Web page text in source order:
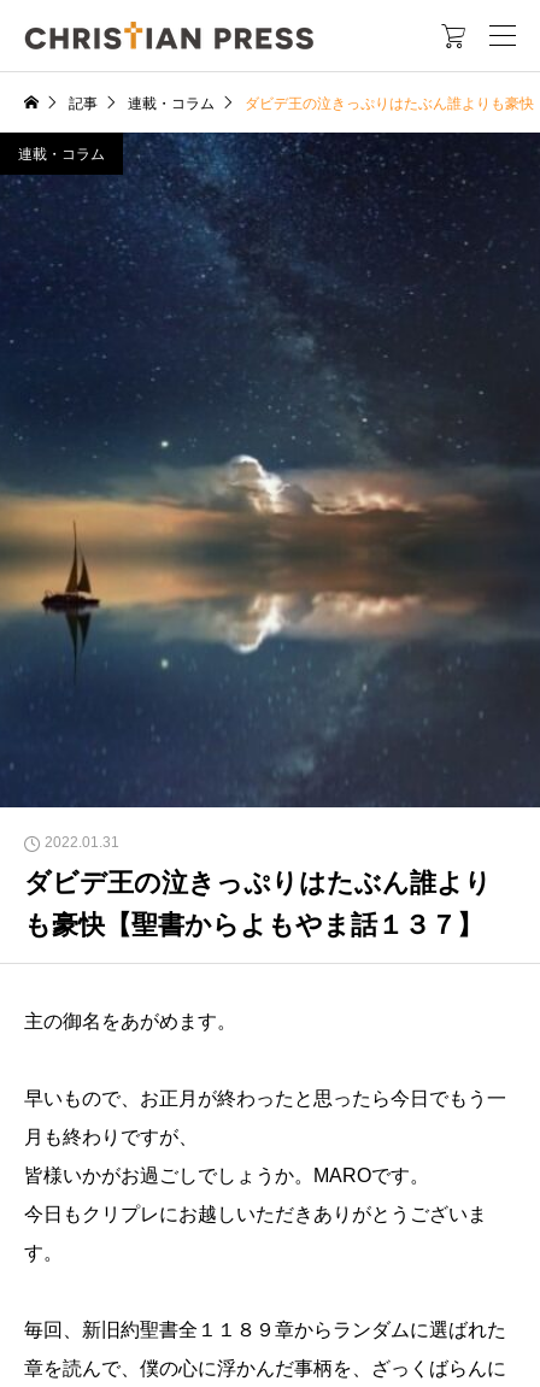

記事 連載・コラム ダビデ王の泣きっぷりはたぶん誰よりも豪
連載・コラム
2022.01.31
ダビデ王の泣きっぷりはたぶん誰より
も豪快【聖書からよもやま話１３７】
主の御名をあがめます。
早いもので、お正月が終わったと思ったら今日でもう一
月も終わりですが、
皆様いかがお過ごしでしょうか。MAROです。
今日もクリプレにお越しいただきありがとうございま
す。
毎回、新旧約聖書全１１８９章からランダムに選ばれた
章を読んで、僕の心に浮かんだ事柄を、ざっくばらんに